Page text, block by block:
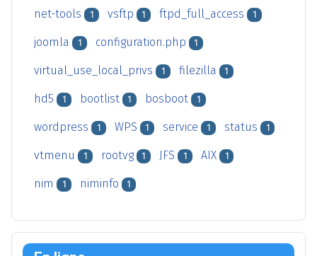
net-tools 1 vsftp 1 ftpd_full_access 1
joomla 1 configuration.php 1
virtual_use_local_privs 1 filezilla 1
hd5 1 bootlist 1 bosboot 1
wordpress 1 WPS 1 service 1 status 1
vtmenu 1 rootvg 1 JFS 1 AIX 1
nim 1 niminfo 1